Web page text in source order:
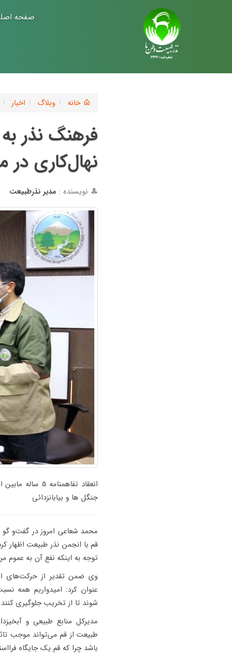
صفحه
خانه وبلاگ اخبار
نهال‌کاری در
نویسنده : مدیر نذرطبیعت
انعقاد
جنگل ها و بیابانزدائی
محمد شعاعی امروز در گفت‌و گو
قم با انجمن نذر طبیعت اظهار
توجه به اینکه نفع آن به عموم
وی ضمن تقدیر از حرکت‌های
عنوان کرد: امیدواریم همه
شوند تا از تخریب جلوگیری
مدیرکل منابع طبیعی و
طبیعت از قم می‌تواند موجب
باشد چرا که قم یک جایگاه